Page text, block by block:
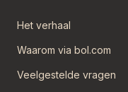
Het verhaal
Waarom via bol.com
Veelgestelde vragen